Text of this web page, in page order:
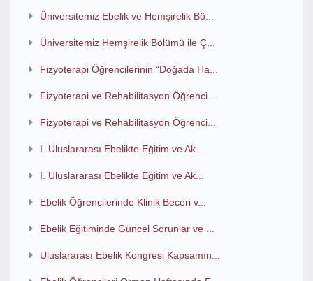
Üniversitemiz Ebelik ve Hemşirelik Bö...
Üniversitemiz Hemşirelik Bölümü ile Ç...
Fizyoterapi Öğrencilerinin “Doğada Ha...
Fizyoterapi ve Rehabilitasyon Öğrenci...
Fizyoterapi ve Rehabilitasyon Öğrenci...
I. Uluslararası Ebelikte Eğitim ve Ak...
I. Uluslararası Ebelikte Eğitim ve Ak...
Ebelik Öğrencilerinde Klinik Beceri v...
Ebelik Eğitiminde Güncel Sorunlar ve ...
Uluslararası Ebelik Kongresi Kapsamın...